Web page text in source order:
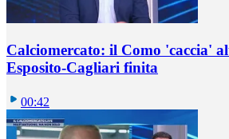
Calciomercato: il Como 'caccia'
Esposito-Cagliari finita
00:42